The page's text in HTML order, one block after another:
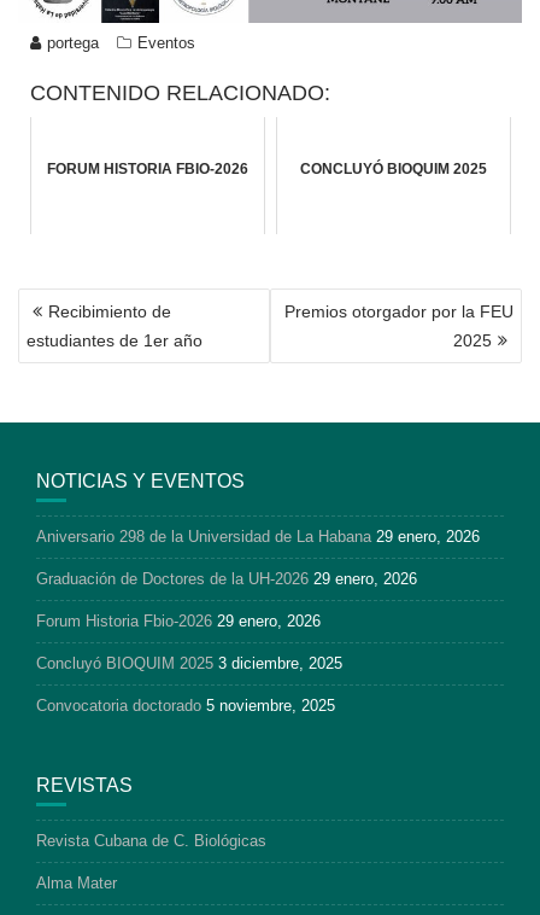
portega Eventos
CONTENIDO RELACIONADO:
FORUM HISTORIA FBIO-2026 CONCLUYÓ BIOQUIM 2025
NAVEGACIÓN
ENTRADAS
Recibimiento de
estudiantes de 1er año
Premios otorgador por la FEU
2025
NOTICIAS Y EVENTOS
Aniversario 298 de la Universidad de La Habana 29 enero, 2026
Graduación de Doctores de la UH-2026 29 enero, 2026
Forum Historia Fbio-2026 29 enero, 2026
Concluyó BIOQUIM 2025 3 diciembre, 2025
Convocatoria doctorado 5 noviembre, 2025
REVISTAS
Revista Cubana de C. Biológicas
Alma Mater